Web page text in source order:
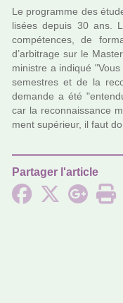
Le pro­gramme des
li­sées depuis 30 ans.
com­pé­ten­ces, de
d’arbi­trage sur le
minis­tre a indi­qué "Vous
semes­tres et de la
demande a été
car la reconnais­sance
ment supé­rieur, il faut
Partager l'article